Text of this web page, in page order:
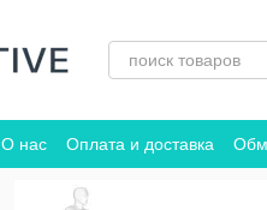
О нас Оплата и доставка
Договор публичной оферты